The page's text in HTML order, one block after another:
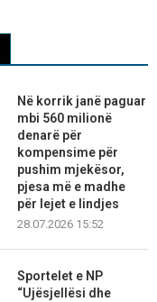
Në korrik janë paguar
mbi 560 milionë
denarë për
kompensime për
pushim mjekësor,
pjesa më e madhe
për lejet e lindjes
28.07.2026 15:52
Sportelet e NP
“Ujësjellësi dhe